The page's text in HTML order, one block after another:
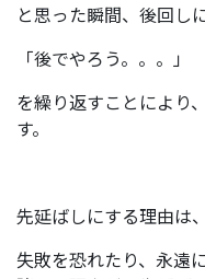
と思った瞬間、後回し
「後でやろう。。。」
を繰り返すことにより
す。
先延ばしにする理由は
失敗を恐れたり、永遠